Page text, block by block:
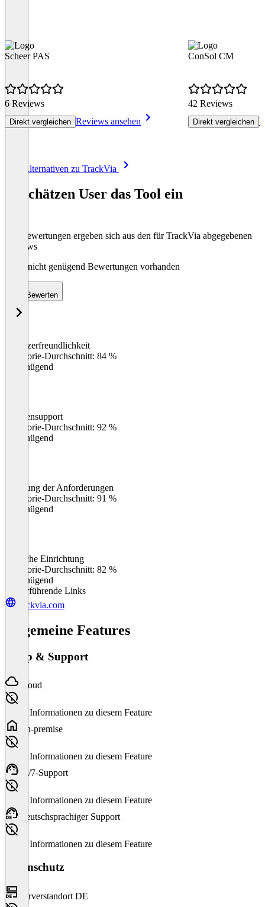
Scheer PAS
6 Reviews
Direkt vergleichen Reviews ansehen
ConSol CM
42 Reviews
Direkt vergleichen
Alle Alternativen zu TrackVia
So schätzen User das Tool ein
Die Bewertungen ergeben sich aus den für TrackVia abgegebenen
Reviews
Noch nicht genügend Bewertungen vorhanden
Bewerten
Benutzerfreundlichkeit
Kategorie-Durchschnitt: 84 %
Ungenügend
Kundensupport
Kategorie-Durchschnitt: 92 %
Ungenügend
Erfüllung der Anforderungen
Kategorie-Durchschnitt: 91 %
Ungenügend
Einfache Einrichtung
Kategorie-Durchschnitt: 82 %
Ungenügend
Weiterführende Links
trackvia.com
Allgemeine Features
Setup & Support
Cloud
Keine Informationen zu diesem Feature
On-premise
Keine Informationen zu diesem Feature
24/7-Support
Keine Informationen zu diesem Feature
Deutschsprachiger Support
Keine Informationen zu diesem Feature
Datenschutz
Serverstandort DE